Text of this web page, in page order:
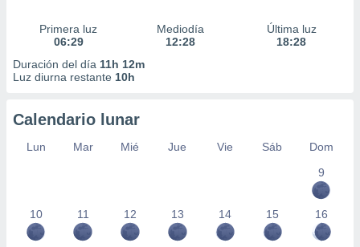
Primera luz
06:29
Mediodía
12:28
Última luz
18:28
Duración del día 11h 12m
Luz diurna restante 10h
Calendario lunar
Lun Mar Mié Jue Vie Sáb
Dom
9
10 11 12 13 14 15 16